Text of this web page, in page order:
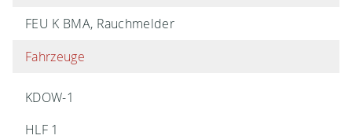
FEU K BMA, Rauchmelder
Fahrzeuge
KDOW-1
HLF 1